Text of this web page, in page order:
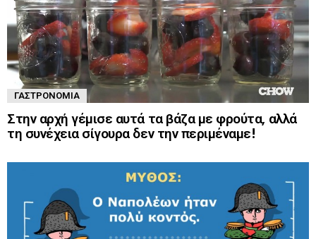
ΓΑΣΤΡΟΝΟΜΊΑ
Στην αρχή γέμισε αυτά τα βάζα με φρούτα, αλλά
τη συνέχεια σίγουρα δεν την περιμέναμε!